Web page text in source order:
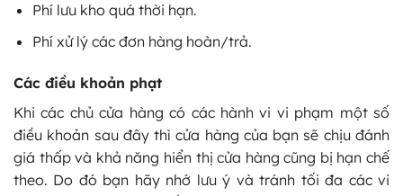
Phí lưu kho quá thời hạn.
Phí xử lý các đơn hàng hoàn/trả.
Các điều khoản phạt
Khi các chủ cửa hàng có các hành vi vi phạm một số
điều khoản sau đây thì cửa hàng của bạn sẽ chịu đánh
giá thấp và khả năng hiển thị cửa hàng cũng bị hạn chế
theo. Do đó bạn hãy nhớ lưu ý và tránh tối đa các vi